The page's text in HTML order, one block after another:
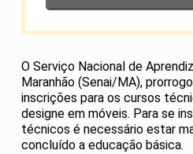
O Serviço Nacional de
Maranhão (Senai/MA),
inscrições para os cursos
designe em móveis. Para se
técnicos é necessário estar
concluído a educação básica.